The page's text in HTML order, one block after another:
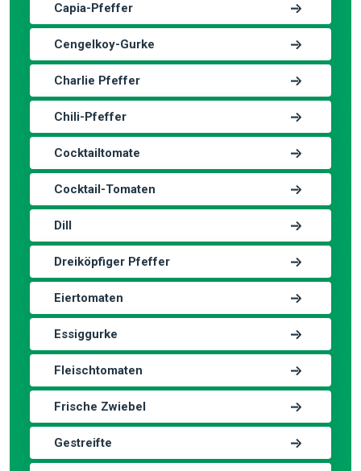
Capia-Pfeffer
Cengelkoy-Gurke
Charlie Pfeffer
Chili-Pfeffer
Cocktailtomate
Cocktail-Tomaten
Dill
Dreiköpfiger Pfeffer
Eiertomaten
Essiggurke
Fleischtomaten
Frische Zwiebel
Gestreifte